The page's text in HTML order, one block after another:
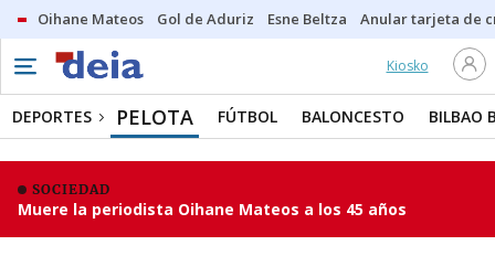
Oihane Mateos Gol de Aduriz Esne Beltza Anular tarjeta de
Kiosko
DEPORTES PELOTA FÚTBOL BALONCESTO BILBAO
SOCIEDAD
Muere la periodista Oihane Mateos a los 45 años